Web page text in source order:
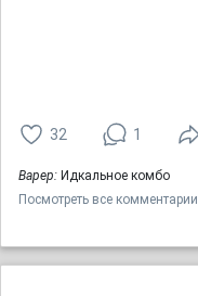
32 1
Варер: Идкальное комбо
Посмотреть все комментарии